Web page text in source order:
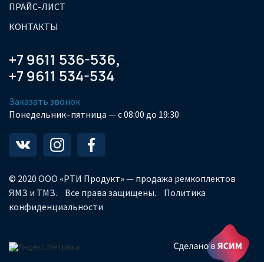
ПРАЙС-ЛИСТ
КОНТАКТЫ
+7 9611 536-536,
+7 9611 534-534
Заказать звонок
Понедельник–пятница — с 08:00 до 19:30
© 2020 ООО «РТИ Продукт» — продажа ремкоплектов
ЯМЗ и ТМЗ.
Все права защищены.
Политика
конфиденциальности